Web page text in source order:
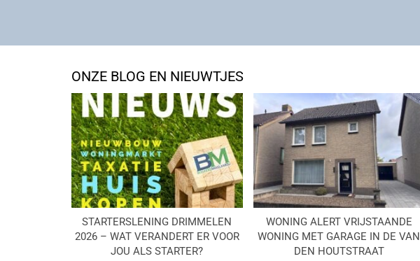
ONZE BLOG EN NIEUWTJES
STARTERSLENING DRIMMELEN
2026 – WAT VERANDERT ER VOOR
JOU ALS STARTER?
WONING ALERT VRIJSTAANDE
WONING MET GARAGE IN DE VAN
DEN HOUTSTRAAT